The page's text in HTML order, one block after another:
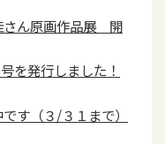
さん原画作品展 開
を発行しました！
す（３/３１まで）